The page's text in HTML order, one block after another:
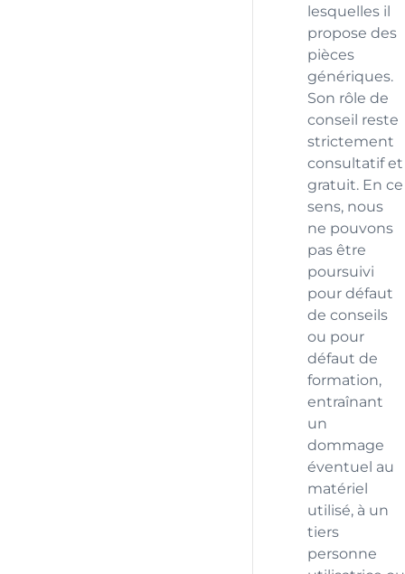
lesquelles il
propose des
pièces
génériques.
Son rôle de
conseil reste
strictement
consultatif et
gratuit. En ce
sens, nous
ne pouvons
pas être
poursuivi
pour défaut
de conseils
ou pour
défaut de
formation,
entraînant
un
dommage
éventuel au
matériel
utilisé, à un
tiers
personne